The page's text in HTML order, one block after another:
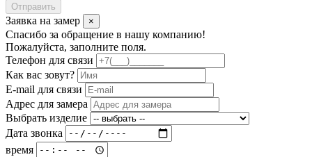
Отправить
Заявка на замер ×
Спасибо за обращение в нашу компанию!
Пожалуйста, заполните поля.
Телефон для связи
Как вас зовут?
E-mail для связи
Адрес для замера
Выбрать изделие
Дата звонка
время